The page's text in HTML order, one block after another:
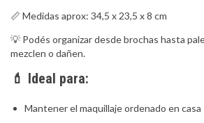
📏 Medidas aprox: 34,5 x 23,5 x 8 cm
💡 Podés organizar desde brochas hasta
mezclen o dañen.
💄 Ideal para:
Mantener el maquillaje ordenado en casa